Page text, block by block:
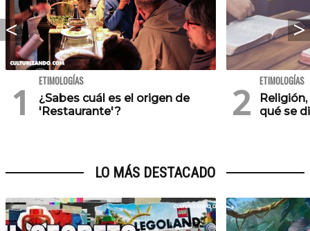
ETIMOLOGÍAS
¿Sabes cuál es el origen de
'Restaurante'?
ETIMOLOGÍAS
qué se
LO MÁS DESTACADO